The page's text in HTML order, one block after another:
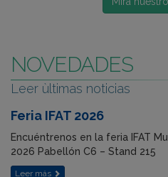
NOVEDADES
Leer ùltimas noticias
Feria IFAT 2026
Encuéntrenos en la feria IFAT
2026 Pabellón C6 – Stand 215
Leer más